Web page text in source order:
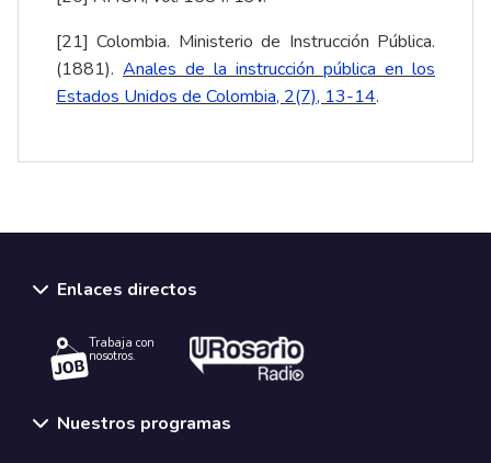
[21] Colombia. Ministerio de Instrucción Pública.
(1881). Anales de la instrucción pública en los
Estados Unidos de Colombia, 2(7), 13-14.
Enlaces directos
Trabaja con
nosotros.
Nuestros programas